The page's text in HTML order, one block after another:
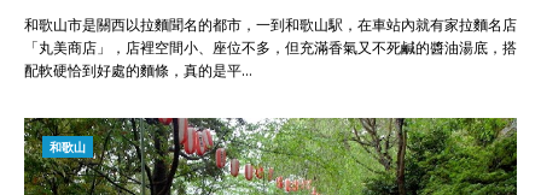
和歌山市是關西以拉麵聞名的都市，一到和歌山駅，在車站內就有家拉麵名店
「丸美商店」，店裡空間小、座位不多，但充滿香氣又不死鹹的醬油湯底，搭
配軟硬恰到好處的麵條，真的是平…
和歌山